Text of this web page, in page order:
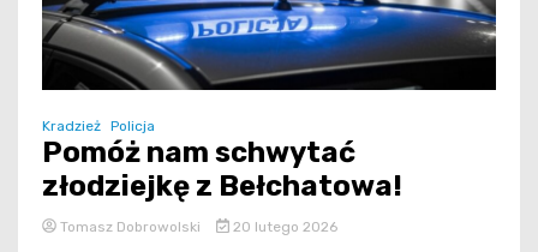
Kradzież Policja
Pomóż nam schwytać
złodziejkę z Bełchatowa!
Tomasz Dobrowolski 20 lutego 2026